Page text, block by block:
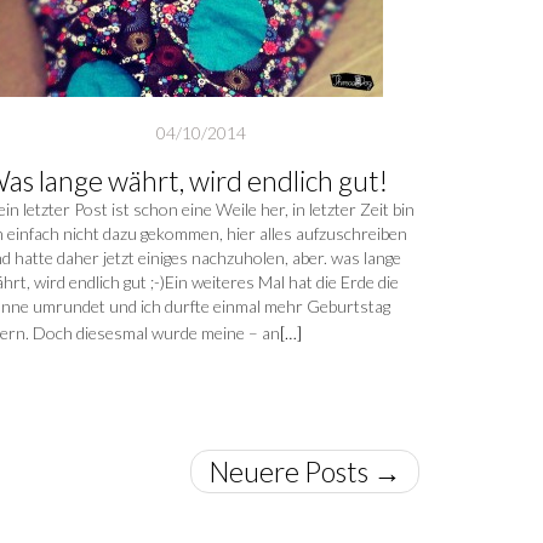
04/10/2014
lange währt, wird endlich gut!
letzter Post ist schon eine Weile her, in letzter Zeit bin
einfach nicht dazu gekommen, hier alles aufzuschreiben
hatte daher jetzt einiges nachzuholen, aber. was lange
wird endlich gut ;-)Ein weiteres Mal hat die Erde die
umrundet und ich durfte einmal mehr Geburtstag
Doch diesesmal wurde meine – an[…]
Neuere Posts →